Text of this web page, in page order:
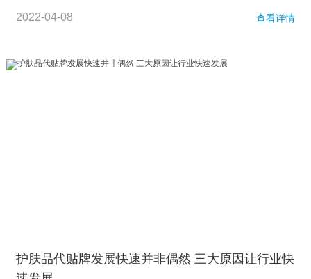
2022-04-08 查看详情
护肤品代贴牌发展快速并非偶然 三大原因让行业快